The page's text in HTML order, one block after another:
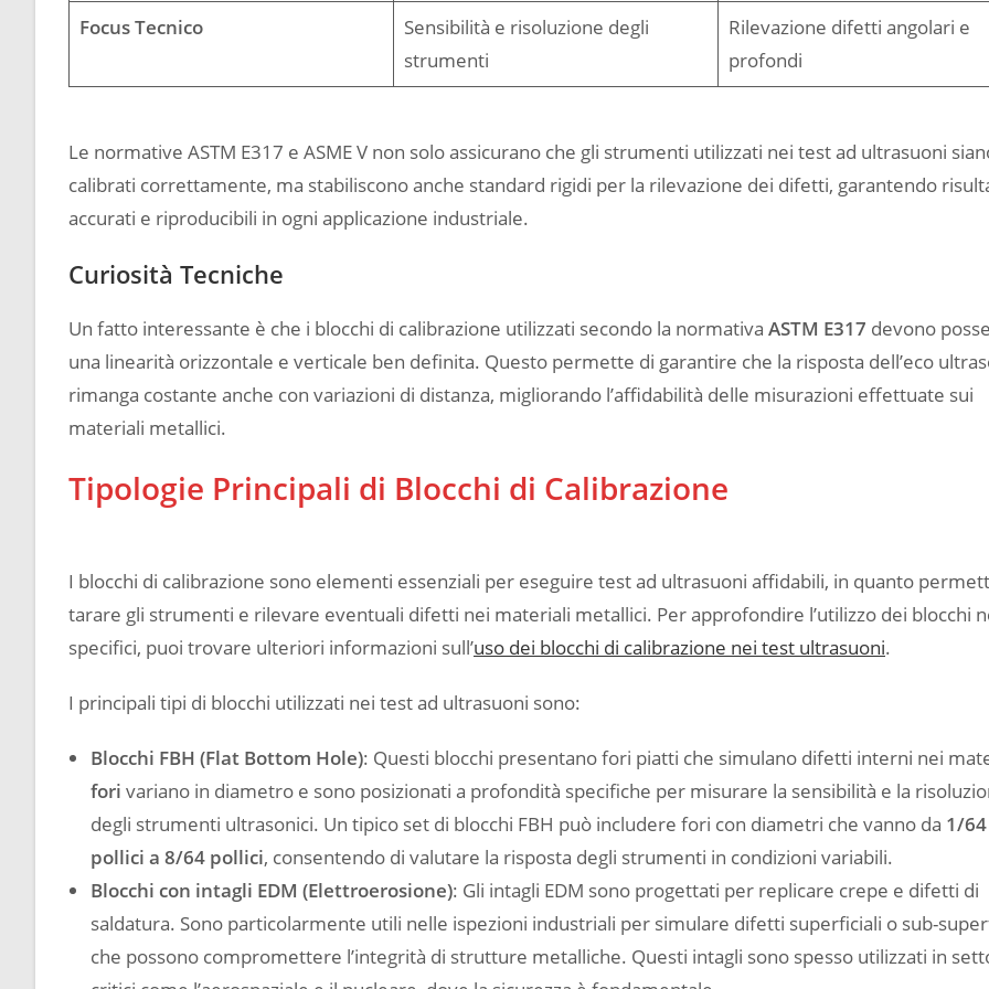
Focus Tecnico
Sensibilità e risoluzione degli
strumenti
Rilevazione difetti angolari e
profondi
Le normative ASTM E317 e ASME V non solo assicurano che gli strumenti utilizzati nei test ad ultrasuoni
calibrati correttamente, ma stabiliscono anche standard rigidi per la rilevazione dei difetti, garantendo
accurati e riproducibili in ogni applicazione industriale.
Curiosità Tecniche
Un fatto interessante è che i blocchi di calibrazione utilizzati secondo la normativa ASTM E317 devono
una linearità orizzontale e verticale ben definita. Questo permette di garantire che la risposta dell’eco
rimanga costante anche con variazioni di distanza, migliorando l’affidabilità delle misurazioni effettuate sui
materiali metallici​.
Tipologie Principali di Blocchi di Calibrazione
I blocchi di calibrazione sono elementi essenziali per eseguire test ad ultrasuoni affidabili, in quanto
tarare gli strumenti e rilevare eventuali difetti nei materiali metallici. Per approfondire l’utilizzo dei blocchi
specifici, puoi trovare ulteriori informazioni sull’uso dei blocchi di calibrazione nei test ultrasuoni.
I principali tipi di blocchi utilizzati nei test ad ultrasuoni sono:
Blocchi FBH (Flat Bottom Hole): Questi blocchi presentano fori piatti che simulano difetti interni nei
fori variano in diametro e sono posizionati a profondità specifiche per misurare la sensibilità e la
degli strumenti ultrasonici. Un tipico set di blocchi FBH può includere fori con diametri che vanno da 1/64
pollici a 8/64 pollici, consentendo di valutare la risposta degli strumenti in condizioni variabili​.
Blocchi con intagli EDM (Elettroerosione): Gli intagli EDM sono progettati per replicare crepe e difetti di
saldatura. Sono particolarmente utili nelle ispezioni industriali per simulare difetti superficiali o sub-
che possono compromettere l’integrità di strutture metalliche. Questi intagli sono spesso utilizzati in